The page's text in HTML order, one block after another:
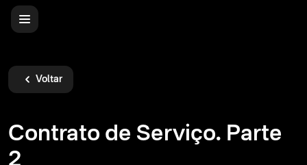
Voltar
Contrato de Serviço. Parte
2